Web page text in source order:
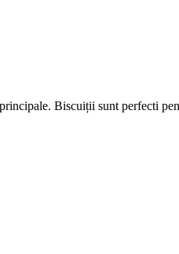
Biscuiții sunt perfecti